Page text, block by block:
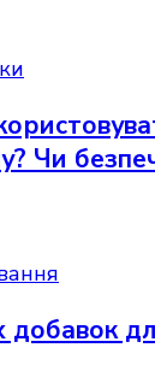
Чи
добавок